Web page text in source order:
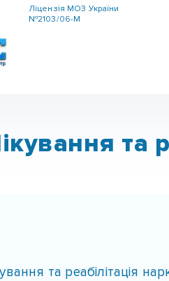
Ліцензія МОЗ України
№2103/06-М
та
та реабілітація